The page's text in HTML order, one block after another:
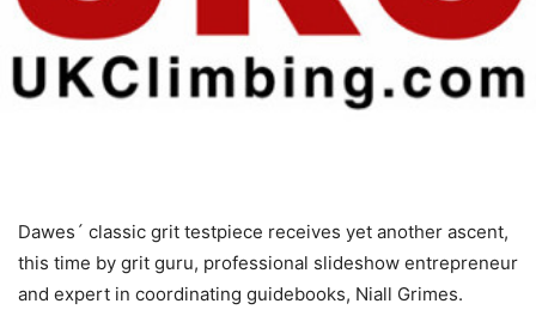
Dawes´ classic grit testpiece receives yet another ascent,
this time by grit guru, professional slideshow entrepreneur
and expert in coordinating guidebooks, Niall Grimes.